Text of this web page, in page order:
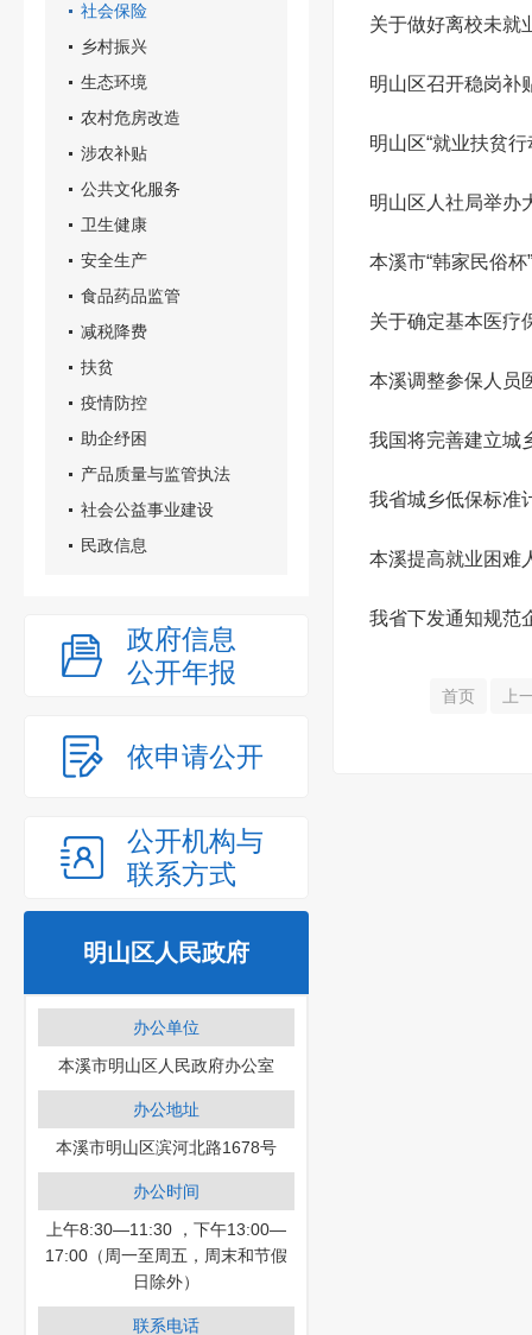
社会保险
乡村振兴
生态环境
农村危房改造
涉农补贴
公共文化服务
卫生健康
安全生产
食品药品监管
减税降费
扶贫
疫情防控
助企纾困
产品质量与监管执法
社会公益事业建设
民政信息
政府信息
公开年报
依申请公开
公开机构与
联系方式
明山区人民政府
办公单位
本溪市明山区人民政府办公室
办公地址
本溪市明山区滨河北路1678号
办公时间
上午8:30—11:30 ，下午13:00—
17:00（周一至周五，周末和节假
日除外）
联系电话
关于做好离校未就
明山区召开稳岗补
明山区“就业扶贫
明山区人社局举办
本溪市“韩家民俗
关于确定基本医疗
本溪调整参保人员
我国将完善建立城
我省城乡低保标准
本溪提高就业困难
我省下发通知规范
首页 上